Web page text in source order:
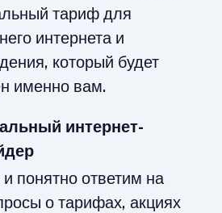
тариф для
интернета и
который будет
именно вам.
интернет-
понятно ответим на
о тарифах, акциях